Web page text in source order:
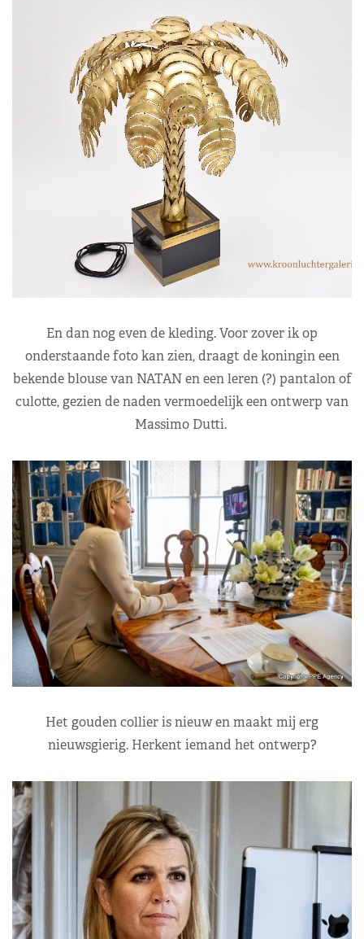
En dan nog even de kleding. Voor zover ik op
onderstaande foto kan zien, draagt de koningin een
bekende blouse van NATAN en een leren (?) pantalon of
culotte, gezien de naden vermoedelijk een ontwerp van
Massimo Dutti.
Het gouden collier is nieuw en maakt mij erg
nieuwsgierig. Herkent iemand het ontwerp?